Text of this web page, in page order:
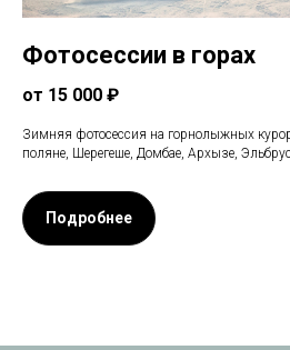
Фотосессии в горах
от 15 000 ₽
Зимняя фотосессия на горнолыжных
поляне, Шерегеше, Домбае, Архызе,
Подробнее